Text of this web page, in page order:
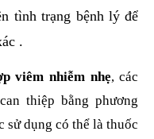
tình trạng bệnh lý để
.
viêm nhiễm nhẹ, các
thiệp bằng phương
sử dụng có thể là thuốc